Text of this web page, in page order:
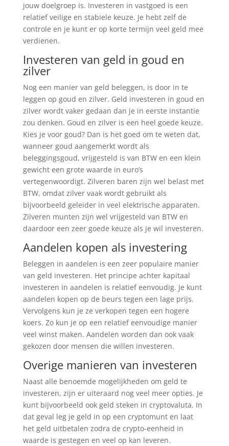
jouw doelgroep is. Investeren in vastgoed is een
relatief veilige en stabiele keuze. Je hebt zelf de
controle en je kunt er op korte termijn veel geld mee
verdienen.
Investeren van geld in goud en
zilver
Nog een manier van geld beleggen, is door in te
leggen op goud en zilver. Geld investeren in goud en
zilver wordt vaker gedaan dan je in eerste instantie
zou denken. Goud en zilver is een heel goede keuze.
Kies je voor goud? Dan is het goed om te weten dat,
wanneer goud aangemerkt wordt als
beleggingsgoud, vrijgesteld is van BTW en een klein
gewicht een grote waarde in euro’s
vertegenwoordigt. Zilveren baren zijn wel belast met
BTW, omdat zilver vaak wordt gebruikt als
bijvoorbeeld geleider in veel elektrische apparaten.
Zilveren munten zijn wel vrijgesteld van BTW en
daardoor een zeer goede keuze als je wil investeren.
Aandelen kopen als investering
Beleggen in aandelen is een zeer populaire manier
van geld investeren. Het principe achter kapitaal
investeren in aandelen is relatief eenvoudig. Je kunt
aandelen kopen op de beurs tegen een lage prijs.
Vervolgens kun je ze verkopen tegen een hogere
koers. Zo kun je op een relatief eenvoudige manier
veel winst maken. Aandelen worden dan ook vaak
gekozen door mensen die willen investeren.
Overige manieren van investeren
Naast alle benoemde mogelijkheden om geld te
investeren, zijn er uiteraard nog veel meer opties. Je
kunt bijvoorbeeld ook geld steken in cryptovaluta. In
dat geval leg je geld in op een cryptomunt en laat
het geld uitbetalen zodra de crypto-eenheid in
waarde is gestegen en veel op kan leveren.